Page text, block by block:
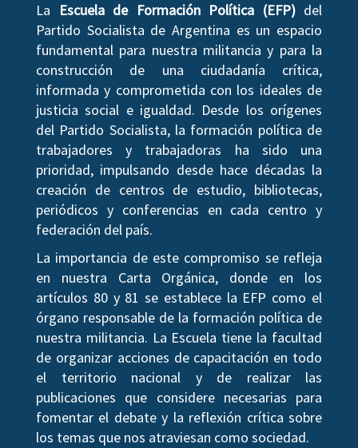
La
Escuela de Formación Política (EFP)del
Partido Socialista de Argentina es un espacio
fundamental para nuestra militancia y para la
construcción de una ciudadanía crítica,
informada y comprometida con los ideales de
justicia social e igualdad. Desde los orígenes
del Partido Socialista, la formación política de
trabajadores y trabajadoras ha sido una
prioridad, impulsando desde hace décadas la
creación de centros de estudio, bibliotecas,
periódicos y conferencias en cada centro y
federación del país.
La importancia de este compromiso se refleja
en nuestra Carta Orgánica, donde en los
artículos 80 y 81 se establece la EFP como el
órgano responsable de la formación política de
nuestra militancia. La Escuela tiene la facultad
de organizar acciones de capacitación en todo
el territorio nacional y de realizar las
publicaciones que considere necesarias para
fomentar el debate y la reflexión crítica sobre
los temas que nos atraviesan como sociedad.